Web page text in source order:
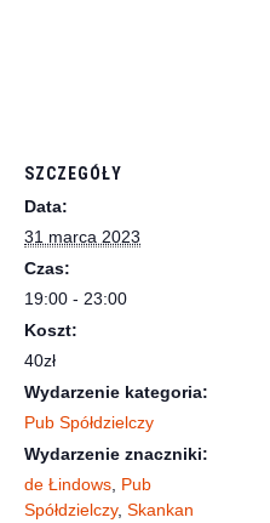
SZCZEGÓŁY
Data:
31 marca 2023
Czas:
19:00 - 23:00
Koszt:
40zł
Wydarzenie kategoria:
Pub Spółdzielczy
Wydarzenie znaczniki:
de Łindows Pub
Spółdzielczy, Skankan